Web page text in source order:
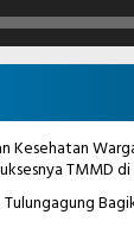
Kesehatan
TMMD